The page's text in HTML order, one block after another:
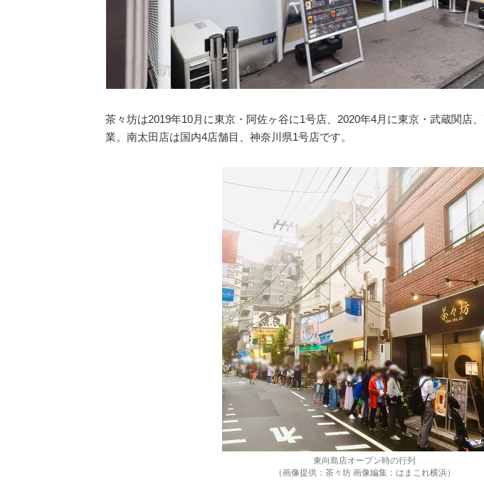
茶々坊は2019年10月に東京・阿佐ヶ谷に1号店、2020年4月に東京・武蔵関店
業。南太田店は国内4店舗目、神奈川県1号店です。
東向島店オープン時の行列
（画像提供：茶々坊 画像編集：はまこれ横浜）